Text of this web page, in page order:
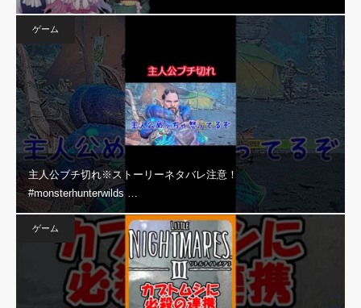
ゲーム
主人公ブチ切れ※ストーリーネタバレ注意！
#monsterhunterwilds …
ゲーム